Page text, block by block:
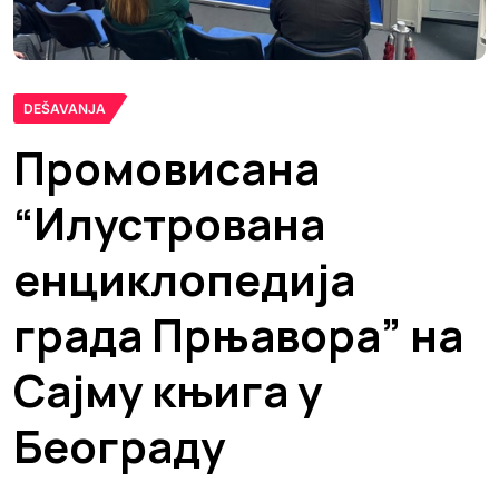
DEŠAVANJA
Промовисана
“Илустрована
енциклопедија
града Прњавора” на
Сајму књига у
Београду